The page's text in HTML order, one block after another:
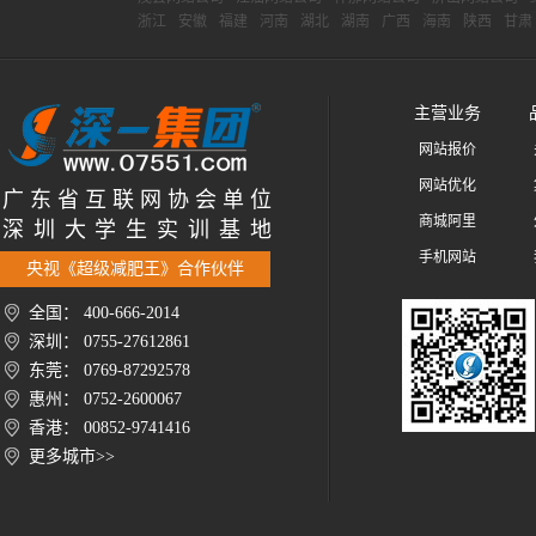
浙江
安徽 福建 河南 湖北 湖南 广西 海南 陕西 甘肃
广 东 省 互 联 网 协 会 单 位
深 圳 大 学 生 实 训 基 地
央视《超级减肥王》合作伙伴
全国： 400-666-2014
深圳： 0755-27612861
东莞： 0769-87292578
惠州： 0752-2600067
香港： 00852-9741416
更多城市>>
主营业务
网站报价
网站优化
商城阿里
手机网站